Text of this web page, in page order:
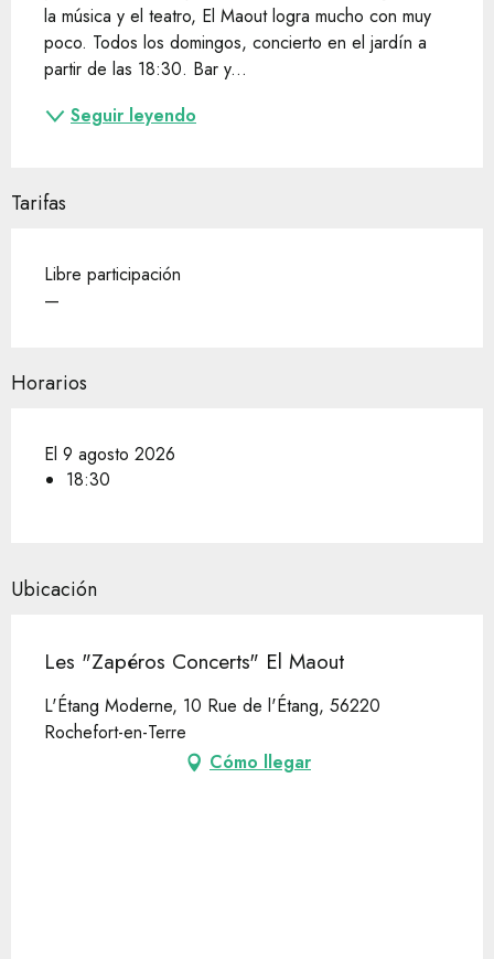
la música y el teatro, El Maout logra mucho con muy
poco. Todos los domingos, concierto en el jardín a
partir de las 18:30. Bar y...
Seguir leyendo
Tarifas
Libre participación
—
Horarios
El 9 agosto 2026
18:30
Ubicación
Les "Zapéros Concerts" El Maout
L'Étang Moderne, 10 Rue de l'Étang, 56220
Rochefort-en-Terre
Cómo llegar